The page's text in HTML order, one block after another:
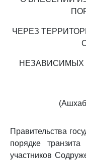
ЧЕРЕЗ
НЕЗАВИСИМЫХ
Правительства
порядке
участников